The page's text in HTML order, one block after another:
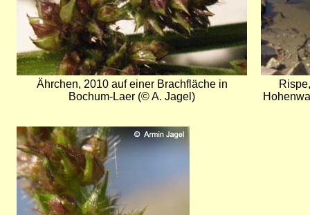
Ährchen, 2010 auf einer Brachfläche in
Bochum-Laer (© A. Jagel)
Bild